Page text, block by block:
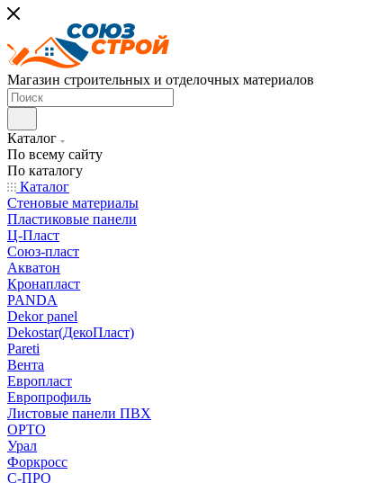
Магазин строительных и отделочных материалов
Каталог
По всему сайту
По каталогу
Каталог
Стеновые материалы
Пластиковые панели
Ц-Пласт
Союз-пласт
Акватон
Кронапласт
PANDA
Dekor panel
Dekostar(ДекоПласт)
Pareti
Вента
Европласт
Европрофиль
Листовые панели ПВХ
ОРТО
Урал
Форкросс
С-ПРО